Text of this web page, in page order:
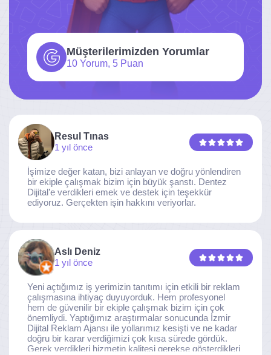
Müşterilerimizden Yorumlar
10 Yorum, 5 Puan
Resul Tınas
1 yıl önce
İşimize değer katan, bizi anlayan ve doğru yönlendiren
bir ekiple çalışmak bizim için büyük şanstı. Dentez
Dijital’e verdikleri emek ve destek için teşekkür
ediyoruz. Gerçekten işin hakkını veriyorlar.
Aslı Deniz
1 yıl önce
Yeni açtığımız iş yerimizin tanıtımı için etkili bir reklam
çalışmasına ihtiyaç duyuyorduk. Hem profesyonel
hem de güvenilir bir ekiple çalışmak bizim için çok
önemliydi. Yaptığımız araştırmalar sonucunda İzmir
Dijital Reklam Ajansı ile yollarımız kesişti ve ne kadar
doğru bir karar verdiğimizi çok kısa sürede gördük.
Gerek verdikleri hizmetin kalitesi gerekse gösterdikleri